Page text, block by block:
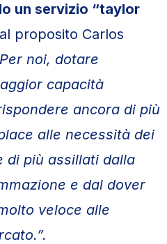
un servizio “taylor
proposito Carlos
noi, dotare
capacità
ancora di più
alle necessità dei
di più assillati dalla
e dal dover
veloce alle